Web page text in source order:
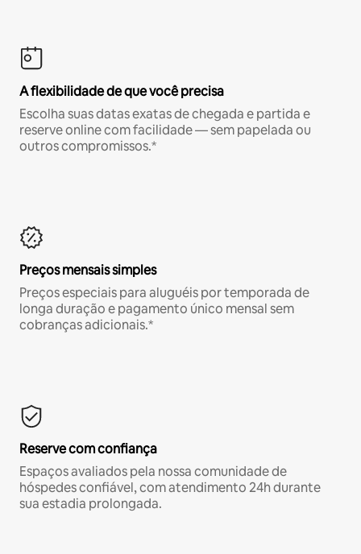
A flexibilidade de que você precisa
Escolha suas datas exatas de chegada e partida e
reserve online com facilidade — sem papelada ou
outros compromissos.*
Preços mensais simples
Preços especiais para aluguéis por temporada de
longa duração e pagamento único mensal sem
cobranças adicionais.*
Reserve com confiança
Espaços avaliados pela nossa comunidade de
hóspedes confiável, com atendimento 24h durante
sua estadia prolongada.